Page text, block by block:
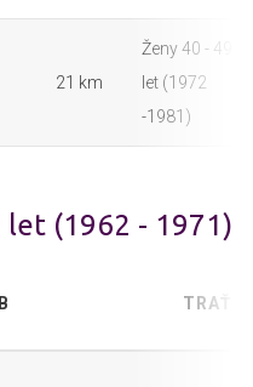
21 km
Ženy 40 - 49
let (1972
-1981)
let (1962 - 1971)
TRAŤ